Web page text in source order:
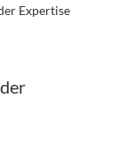
Expertise